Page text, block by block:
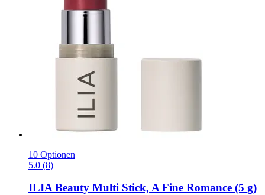
10 Optionen
5.0 (8)
ILIA Beauty Multi Stick, A Fine Romance (5 g)